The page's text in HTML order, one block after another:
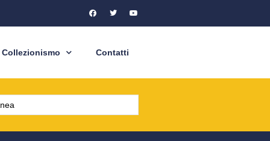
Collezionismo Contatti